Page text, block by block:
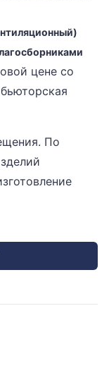
цене со
По